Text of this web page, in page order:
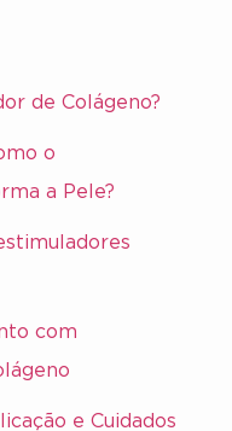
de Colágeno?
o
a Pele?
com
e Cuidados